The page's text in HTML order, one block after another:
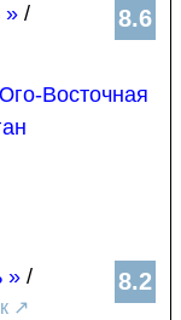
8.6
» /
Восточная
8.2
» /
↗